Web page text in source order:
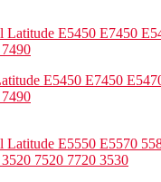
E5450 E7450